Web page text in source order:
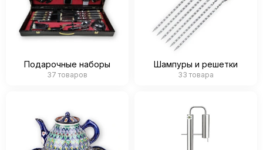
Подарочные наборы
37 товаров
Шампуры и решетки
33 товара